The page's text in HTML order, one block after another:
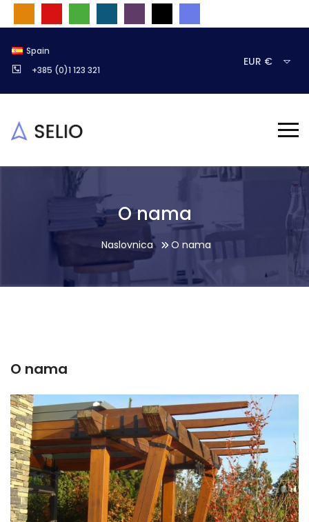
Spain
+385 (0)1 123 321
EUR €
O nama
Naslovnica O nama
O nama